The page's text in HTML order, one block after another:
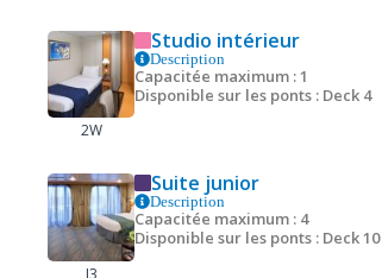
2W
Studio intérieur
Description
Capacitée maximum : 1
Disponible sur les ponts : Deck 4
J3
Suite junior
Description
Capacitée maximum : 4
Disponible sur les ponts : Deck 10